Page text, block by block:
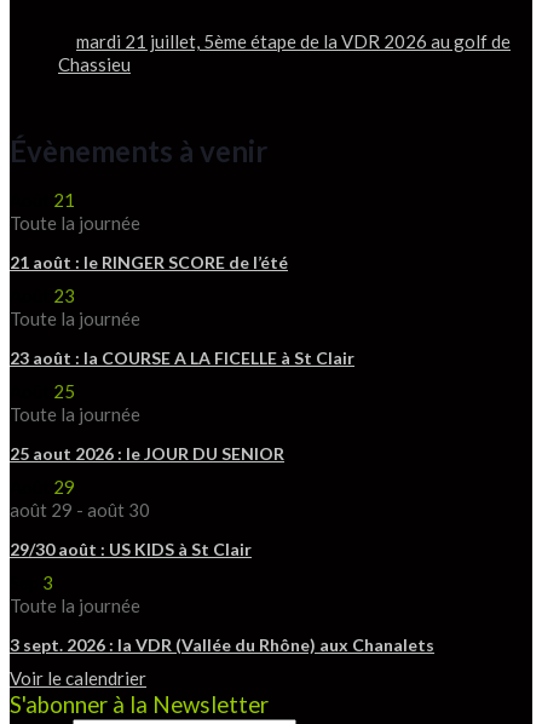
mardi 21 juillet, 5ème étape de la VDR 2026 au golf de
Chassieu
Évènements à venir
21
Toute la journée
21 août : le RINGER SCORE de l’été
23
Toute la journée
23 août : la COURSE A LA FICELLE à St Clair
25
Toute la journée
25 aout 2026 : le JOUR DU SENIOR
29
août 29 - août 30
29/30 août : US KIDS à St Clair
3
Toute la journée
3 sept. 2026 : la VDR (Vallée du Rhône) aux Chanalets
Voir le calendrier
S'abonner à la Newsletter